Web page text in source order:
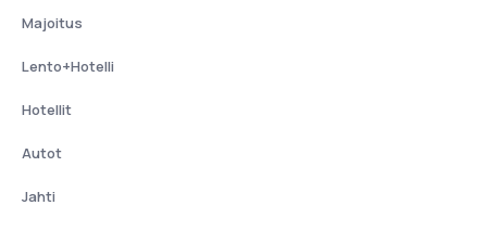
Majoitus
Lento+Hotelli
Hotellit
Autot
Jahti